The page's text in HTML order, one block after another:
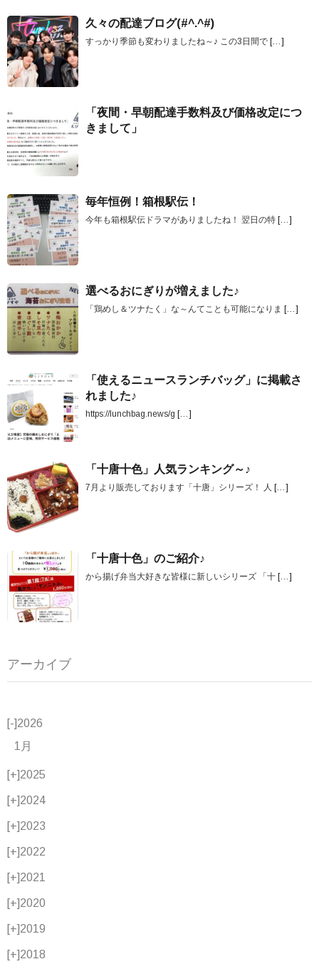
久々の配達ブログ(#^.^#)
すっかり季節も変わりましたね～♪ この3日間で […]
「夜間・早朝配達手数料及び価格改定につ
きまして」
毎年恒例！箱根駅伝！
今年も箱根駅伝ドラマがありましたね！ 翌日の特 […]
選べるおにぎりが増えました♪
「鶏めし＆ツナたく」な～んてことも可能になりま […]
「使えるニュースランチバッグ」に掲載さ
れました♪
https://lunchbag.news/g […]
「十唐十色」人気ランキング～♪
7月より販売しております「十唐」シリーズ！ 人 […]
「十唐十色」のご紹介♪
から揚げ弁当大好きな皆様に新しいシリーズ 「十 […]
アーカイブ
[-]2026
1月
[+]2025
[+]2024
[+]2023
[+]2022
[+]2021
[+]2020
[+]2019
[+]2018